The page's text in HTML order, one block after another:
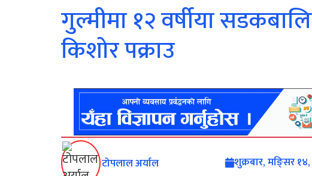
गुल्मीमा १२ वर्षीया
किशोर पक्राउ
टोपलाल अर्याल शुक्रबार, मङि्सर